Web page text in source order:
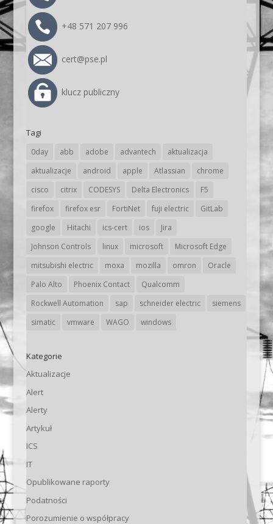
+48 571 207 996
cert@pse.pl
klucz publiczny
Tagi
0day abb adobe advantech
aktualizacja
aktualizacje
android apple Atlassian
chrome
cisco
citrix CODESYS Delta Electronics
F5
firefox
firefox esr FortiNet fuji electric
GitLab
google
Hitachi ics-cert ios
Jira
Johnson Controls
linux microsoft
Microsoft Edge
mitsubishi electric
moxa mozilla omron
Oracle
Palo Alto
Phoenix Contact
Qualcomm
Rockwell Automation
sap schneider electric
siemens
simatic
vmware WAGO windows
Kategorie
Aktualizacje
Alert
Alerty
Artykuł
ICS
IT
Opublikowane raporty
Podatności
Porozumienie o współpracy